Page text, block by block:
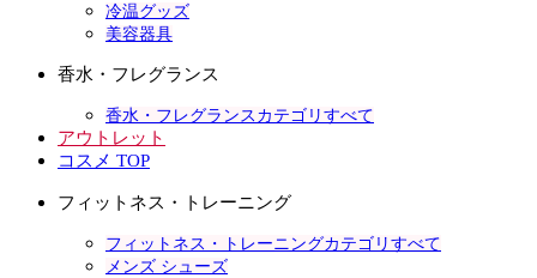
冷温グッズ
美容器具
香水・フレグランス
香水・フレグランスカテゴリすべて
アウトレット
コスメ TOP
フィットネス・トレーニング
フィットネス・トレーニングカテゴリすべて
メンズ シューズ